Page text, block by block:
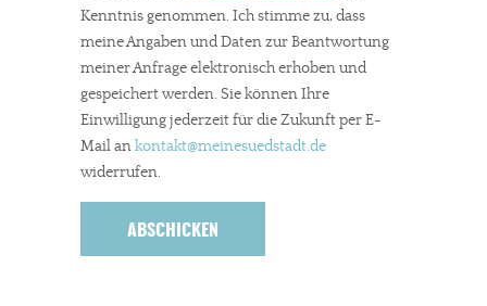
Kenntnis genommen. Ich stimme zu, dass
meine Angaben und Daten zur Beantwortung
meiner Anfrage elektronisch erhoben und
gespeichert werden. Sie können Ihre
Einwilligung jederzeit für die Zukunft per E-
Mail ankontakt@meinesuedstadt.de
widerrufen.